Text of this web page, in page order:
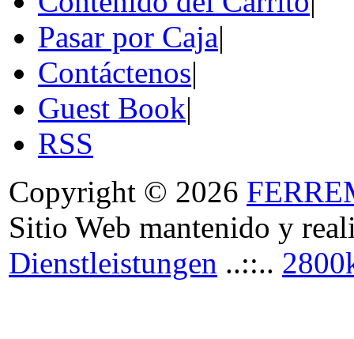
Pasar por Caja|
Contáctenos|
Guest Book|
RSS
Copyright © 2026
Sitio Web mantenido y
Dienstleistungen ..::..